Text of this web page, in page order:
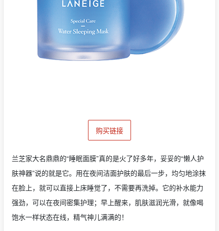
购买链接
兰芝家大名鼎鼎的“睡眠面膜”真的是火了好多年，妥妥的“懒人护
肤神器”说的就是它。用在夜间洁面护肤的最后一步，均匀地涂抹
在脸上，就可以直接上床睡觉了，不需要再洗掉。它的补水能力
强劲，可以在夜间密集护理；早上醒来，肌肤滋润光滑，就像喝
饱水一样状态在线，精气神儿满满的！